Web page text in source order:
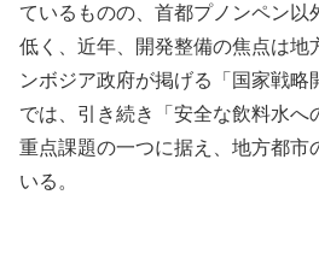
ているものの、首都プノンペン以
低く、近年、開発整備の焦点は地
ンボジア政府が掲げる「国家戦略
では、引き続き「安全な飲料水へ
重点課題の一つに据え、地方都市
いる。